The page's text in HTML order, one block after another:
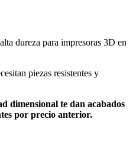
dureza para impresoras 3D en
piezas resistentes y
dimensional te dan acabados
por precio anterior.